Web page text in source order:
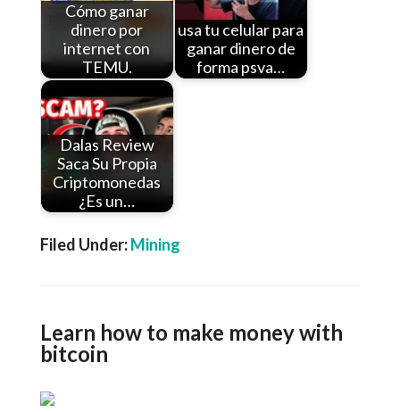
Cómo ganar
dinero por
internet con
TEMU.
usa tu celular para
ganar dinero de
forma psva…
Dalas Review
Saca Su Propia
Criptomonedas
¿Es un…
Filed Under:Mining
Learn how to make money with
bitcoin